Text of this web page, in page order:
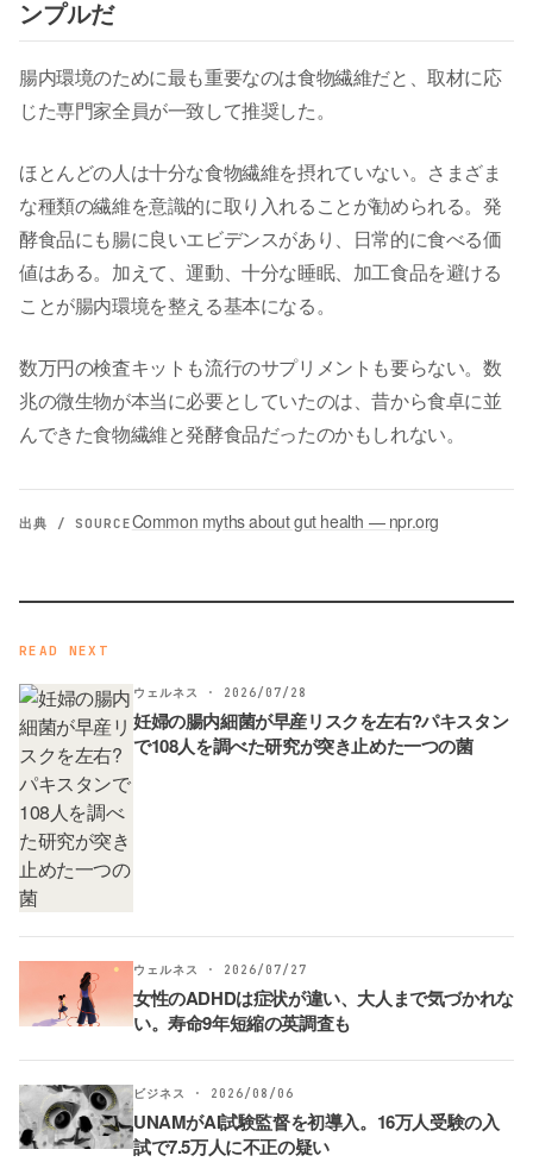
ンプルだ
腸内環境のために最も重要なのは食物繊維だと、取材に応
じた専門家全員が一致して推奨した。
ほとんどの人は十分な食物繊維を摂れていない。さまざま
な種類の繊維を意識的に取り入れることが勧められる。発
酵食品にも腸に良いエビデンスがあり、日常的に食べる価
値はある。加えて、運動、十分な睡眠、加工食品を避ける
ことが腸内環境を整える基本になる。
数万円の検査キットも流行のサプリメントも要らない。数
兆の微生物が本当に必要としていたのは、昔から食卓に並
んできた食物繊維と発酵食品だったのかもしれない。
出典 / SOURCECommon myths about gut health — npr.org
READ NEXT
ウェルネス · 2026/07/28
妊婦の腸内細菌が早産リスクを左右?パキスタン
で108人を調べた研究が突き止めた一つの菌
ウェルネス · 2026/07/27
女性のADHDは症状が違い、大人まで気づかれな
い。寿命9年短縮の英調査も
ビジネス · 2026/08/06
UNAMがAI試験監督を初導入。16万人受験の入
試で7.5万人に不正の疑い